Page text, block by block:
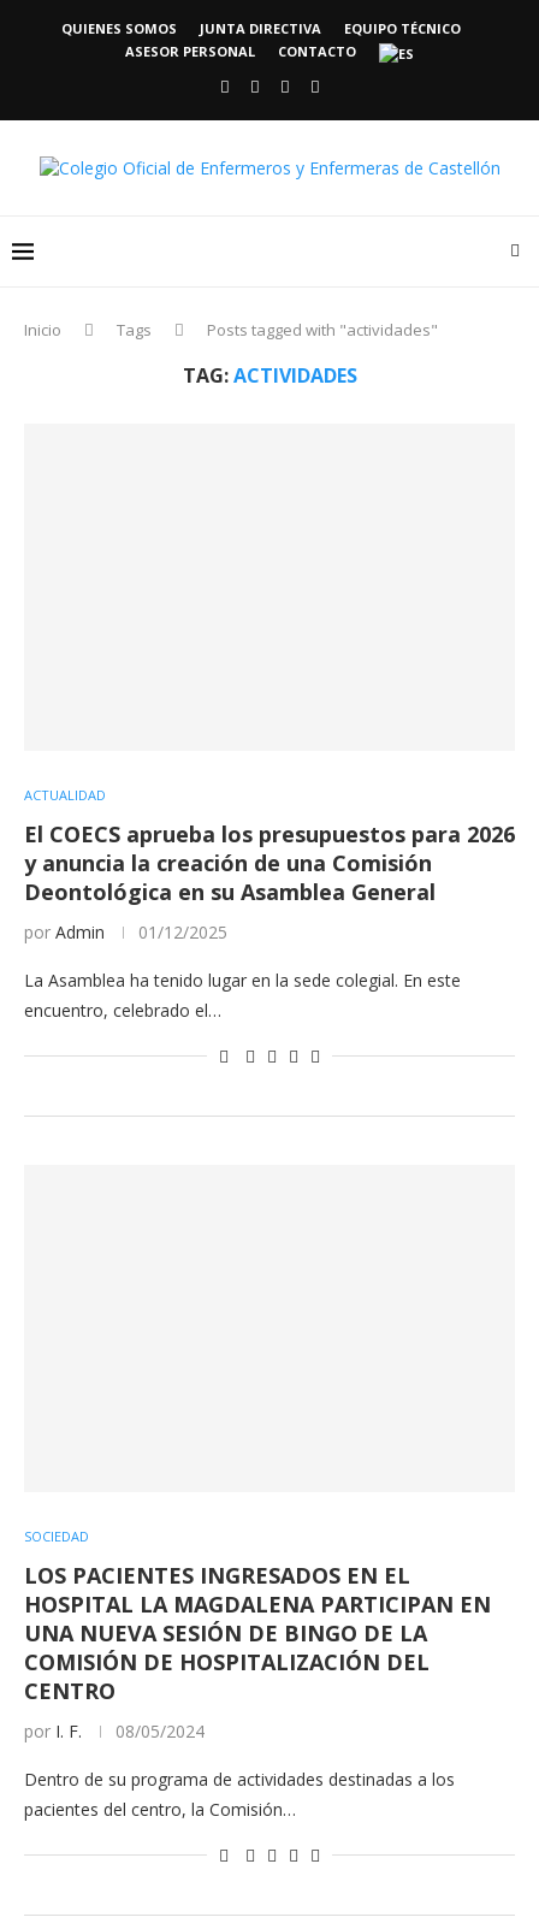
QUIENES SOMOS JUNTA DIRECTIVA
EQUIPO TÉCNICO
ASESOR PERSONAL
CONTACTO
Inicio Tags Posts tagged with "actividades"
TAG:ACTIVIDADES
ACTUALIDAD
El COECS aprueba los presupuestos para 2026
y anuncia la creación de una Comisión
Deontológica en su Asamblea General
por Admin 01/12/2025
La Asamblea ha tenido lugar en la sede colegial. En este
encuentro, celebrado el…
SOCIEDAD
LOS PACIENTES INGRESADOS EN EL
HOSPITAL LA MAGDALENA PARTICIPAN EN
UNA NUEVA SESIÓN DE BINGO DE LA
COMISIÓN DE HOSPITALIZACIÓN DEL
CENTRO
por I. F. 08/05/2024
Dentro de su programa de actividades destinadas a los
pacientes del centro, la Comisión…